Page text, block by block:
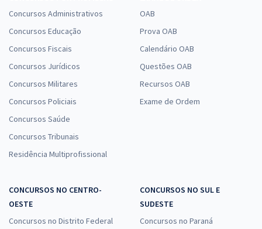
Concursos Administrativos
Concursos Educação
Concursos Fiscais
Concursos Jurídicos
Concursos Militares
Concursos Policiais
Concursos Saúde
Concursos Tribunais
Residência Multiprofissional
OAB
Prova OAB
Calendário OAB
Questões OAB
Recursos OAB
Exame de Ordem
CONCURSOS NO CENTRO-
OESTE
Concursos no Distrito Federal
CONCURSOS NO SUL E
SUDESTE
Concursos no Paraná